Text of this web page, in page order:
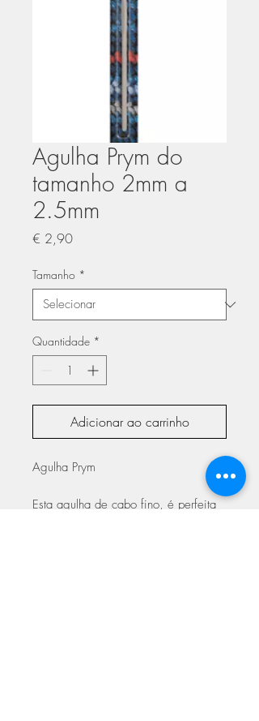
Agulha Prym do
tamanho 2mm a
2.5mm
€ 2,90Preço
Tamanho *
Quantidade *
Adicionar ao carrinho
Agulha Prym
Esta agulha de cabo fino, é perfeita